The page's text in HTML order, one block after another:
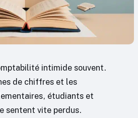
intimide souvent.
de chiffres et les
étudiants et
sentent vite perdus.